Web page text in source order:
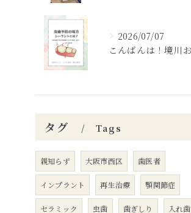
2026/07/07
タグ Tags
親知らず 大阪市西区 歯医者
インプラント 再生治療 顎関節症
セラミック 虫歯 歯ぎしり 入れ歯